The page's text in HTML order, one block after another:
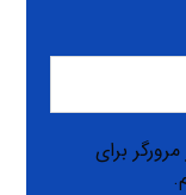
برای